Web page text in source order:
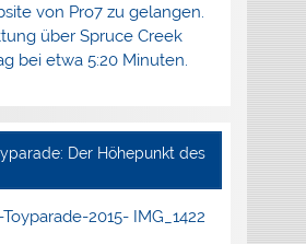
von Pro7 zu gelangen.
über Spruce Creek
bei etwa 5:20 Minuten.
Der Höhepunkt des